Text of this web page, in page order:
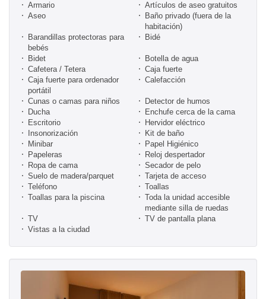
Armario
Artículos de aseo gratuitos
Aseo
Baño privado (fuera de la
habitación)
Barandillas protectoras para
bebés
Bidé
Bidet
Botella de agua
Cafetera / Tetera
Caja fuerte
Caja fuerte para ordenador
portátil
Calefacción
Cunas o camas para niños
Detector de humos
Ducha
Enchufe cerca de la cama
Escritorio
Hervidor eléctrico
Insonorización
Kit de baño
Minibar
Papel Higiénico
Papeleras
Reloj despertador
Ropa de cama
Secador de pelo
Suelo de madera/parquet
Tarjeta de acceso
Teléfono
Toallas
Toallas para la piscina
Toda la unidad accesible
mediante silla de ruedas
TV
TV de pantalla plana
Vistas a la ciudad